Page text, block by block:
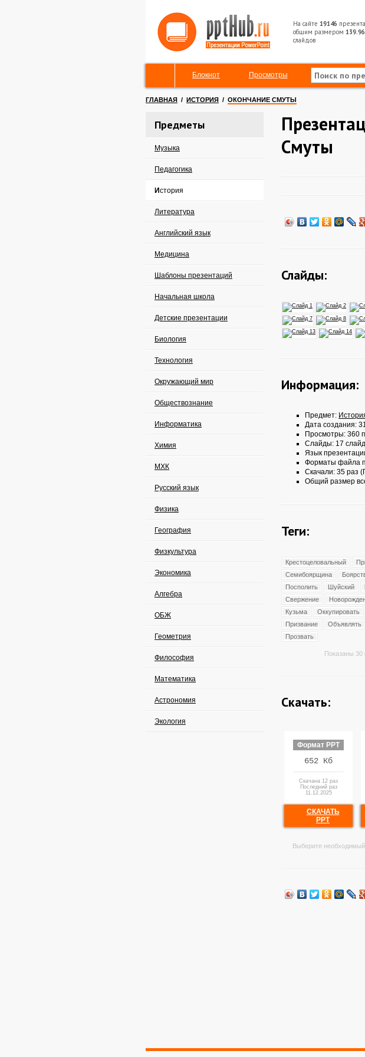
На сайте 19146
общим размером
слайдов
Блокнот Просмотры
ГЛАВНАЯ / ИСТОРИЯ / ОКОНЧАНИЕ СМУТЫ
Предметы
Музыка
Педагогика
История
Литература
Английский язык
Медицина
Шаблоны презентаций
Начальная школа
Детские презентации
Биология
Технология
Окружающий мир
Обществознание
Информатика
Химия
МХК
Русский язык
Физика
География
Физкультура
Экономика
Алгебра
ОБЖ
Геометрия
Философия
Математика
Астрономия
Экология
Смуты
Слайды:
Информация:
Предмет:
Дата создания:
Просмотры: 360
Слайды: 17
Язык
Форматы файла
Скачали: 35 раз
Общий размер
Теги:
Крестоцеловальный
Семибоярщина
Посполить
Шуйский
Свержение
Кузьма
Оккупировать
Призвание
Объявлять
Прозвать
Показаны 30
Скачать:
Формат PPT
652 Кб
Скачана 12 раз
Последний раз
11.12.2025
СКАЧАТЬ
PPT
Выберите